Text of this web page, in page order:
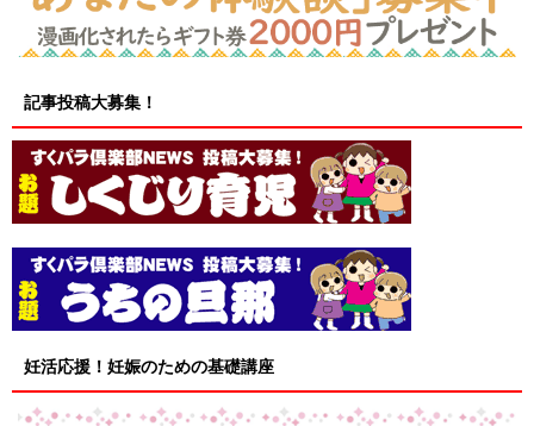
記事投稿大募集！
妊活応援！妊娠のための基礎講座